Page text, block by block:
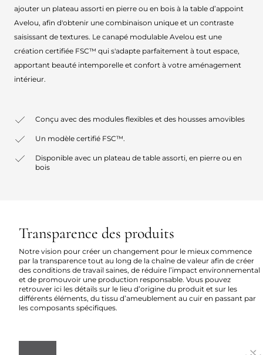
ajouter un plateau assorti en pierre ou en bois à la table d’appoint
Avelou, afin d'obtenir une combinaison unique et un contraste
saisissant de textures. Le canapé modulable Avelou est une
création certifiée FSC™ qui s'adapte parfaitement à tout espace,
apportant beauté intemporelle et confort à votre aménagement
intérieur.
Conçu avec des modules flexibles et des housses amovibles
Un modèle certifié FSC™.
Disponible avec un plateau de table assorti, en pierre ou en
bois
Transparence des produits
Notre vision pour créer un changement pour le mieux commence
par la transparence tout au long de la chaîne de valeur afin de créer
des conditions de travail saines, de réduire l’impact environnemental
et de promouvoir une production responsable. Vous pouvez
retrouver ici les détails sur le lieu d’origine du produit et sur les
différents éléments, du tissu d’ameublement au cuir en passant par
les composants spécifiques.